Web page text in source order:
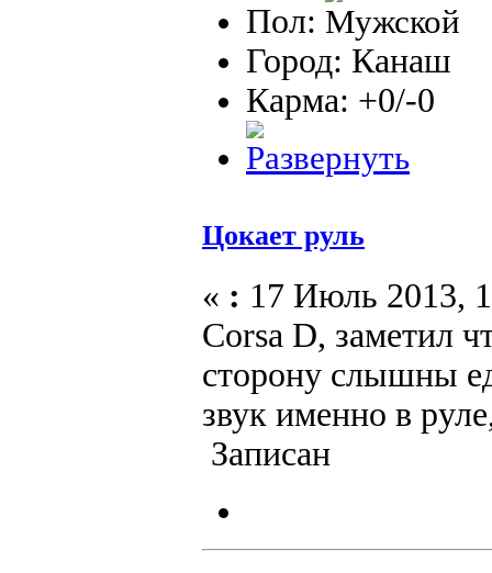
Пол:
Город: Канаш
Карма: +0/-0
Цокает руль
« : 17 Июль 2013,
Corsa D, заметил
сторону слышны
звук именно в
Записан